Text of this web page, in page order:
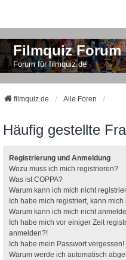
Filmquiz Forum
Forum für filmquiz.de
filmquiz.de Alle Foren
Häufig gestellte
Registrierung und Anmeldung
Wozu muss ich mich registrieren?
Was ist COPPA?
Warum kann ich mich nicht
Ich habe mich registriert, kann
Warum kann ich mich nicht
Ich habe mich vor einiger Zeit
anmelden?!
Ich habe mein Passwort vergessen!
Warum werde ich automatisch